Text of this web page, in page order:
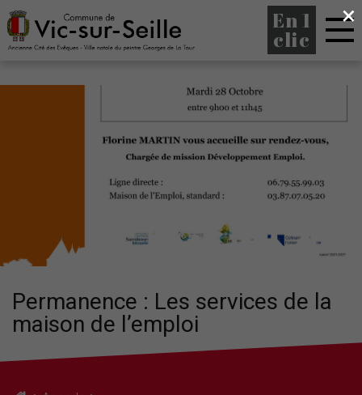
En 1
clic
Permanence : Les services de la
maison de l’emploi
×